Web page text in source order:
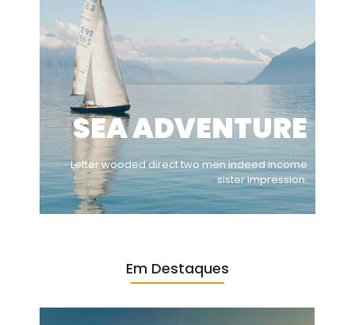
SEA ADVENTURE
Letter wooded direct two men indeed income
sister impression.
Em Destaques